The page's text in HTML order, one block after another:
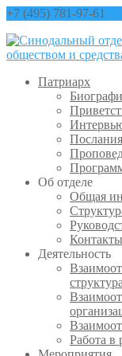
+7 (495) 781-97-61
Патриарх
Послания
Об отделе
Общая
Контакты
Деятельность
Работа в